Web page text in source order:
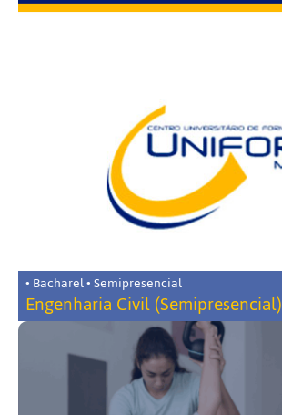
• Bacharel • Semipresencial
Engenharia Civil (Semipresencial)